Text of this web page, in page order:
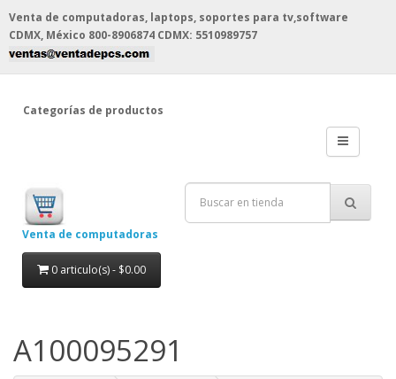
Venta de computadoras, laptops, soportes para tv,software
CDMX, México 800-8906874 CDMX: 5510989757
Categorías de productos
Venta de computadoras
0 articulo(s) - $0.00
A100095291